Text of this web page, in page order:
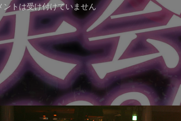
ントは受け付けていません